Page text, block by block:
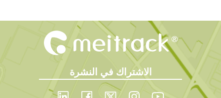
الاشتراك في النشرة